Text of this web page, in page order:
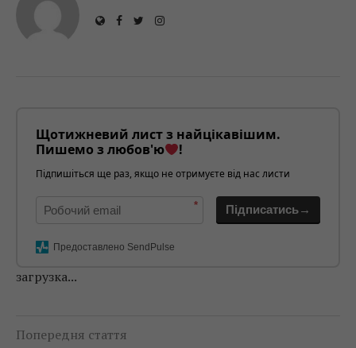
Щотижневий лист з найцікавішим.
Пишемо з любов'ю
!
Підпишіться ще раз, якщо не отримуєте від нас листи
* Підписатись→
Предоставлено SendPulse
загрузка...
Попередня стаття